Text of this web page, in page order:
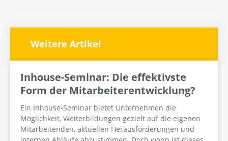
Weitere Artikel
Inhouse-Seminar: Die effektivste
Form der Mitarbeiterentwicklung?
Ein Inhouse-Seminar bietet Unternehmen die
Möglichkeit, Weiterbildungen gezielt auf die eigenen
Mitarbeitenden, aktuellen Herausforderungen und